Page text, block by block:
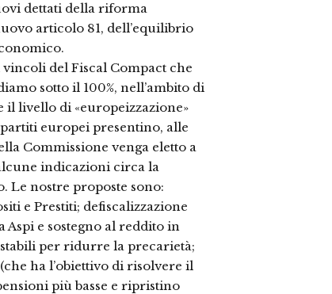
dettati della riforma
articolo 81, dell’equilibrio
del Fiscal Compact che
sotto il 100%, nell’ambito di
il livello di «europeizzazione»
europei presentino, alle
Commissione venga eletto a
indicazioni circa la
Le nostre proposte sono:
e Prestiti; defiscalizzazione
e sostegno al reddito in
per ridurre la precarietà;
ha l’obiettivo di risolvere il
più basse e ripristino